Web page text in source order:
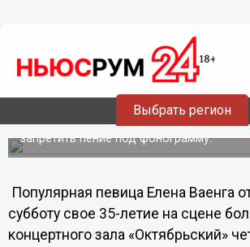
Выбрать регион
29.01.201223:57
Ваенга попросит Путина
«Дом-2»
А также поднять зарплаты учителям и
запретить пение под фонограмму.
Популярная певица Елена Ваенга
субботу свое 35-летие на сцене
концертного зала «Октябрьский»